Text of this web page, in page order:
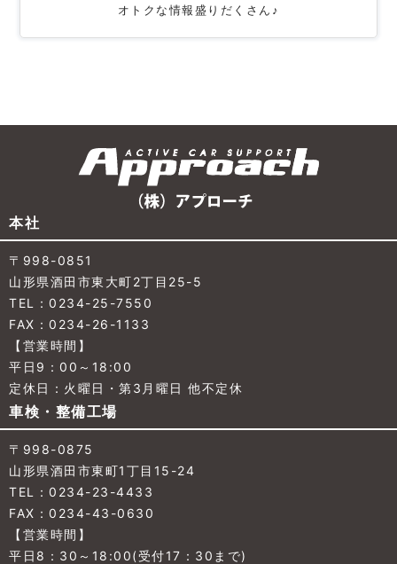
オトクな情報盛りだくさん♪
本社
〒998-0851
山形県酒田市東大町2丁目25-5
TEL：0234-25-7550
FAX：0234-26-1133
【営業時間】
平日9：00～18:00
定休日：火曜日・第3月曜日 他不定休
車検・整備工場
〒998-0875
山形県酒田市東町1丁目15-24
TEL：0234-23-4433
FAX：0234-43-0630
【営業時間】
平日8：30～18:00(受付17：30まで)